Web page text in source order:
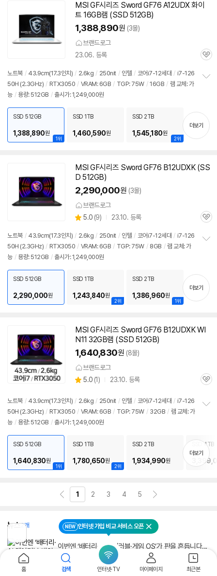
MSI GF시리즈 Sword GF76 A12UDX 화이
트 16GB램 (SSD 512GB)
1,388,890원 (3몰)
브랜드로그
23.06. 등록
관
노트북 / 43.9cm(17.3인치) / 2.6kg / 250nit / 인텔 / 코어i7-12세대 / i7-126
50H (2.3GHz) / RTX3050 / VRAM: 6GB / TGP: 75W / 16GB / 램 교체: 가
능 / 용량: 512GB / 출시가: 1,249,000원
기
1위
SSD 512GB
1,388,890원
SSD 1TB
1,460,590원
2위
SSD 2TB
1,545,180원
더보기
MSI GF시리즈 Sword GF76 B12UDXK (SS
D 512GB)
2,290,000원 (3몰)
브랜드로그
별
점
5.0 (상
리
뷰
9) 23.10. 등록
관
노트북 / 43.9cm(17.3인치) / 2.6kg / 250nit / 인텔 / 코어i7-12세대 / i7-126
50H (2.3GHz) / RTX3050 / VRAM: 6GB / TGP: 75W / 8GB / 램 교체: 가
능 / 용량: 512GB / 출시가: 1,249,000원
기
SSD 512GB
2,290,000원
2위
SSD 1TB
1,243,840원
1위
SSD 2TB
1,386,960원
더보기
MSI GF시리즈 Sword GF76 B12UDXK WI
N11 32GB램 (SSD 512GB)
1,640,830원 (8몰)
브랜드로그
별
5.0 (상
리
뷰
1) 23.10. 등록
관
노트북 / 43.9cm(17.3인치) / 2.6kg / 250nit / 인텔 / 코어i7-12세대 / i7-126
50H (2.3GHz) / RTX3050 / VRAM: 6GB / TGP: 75W / 32GB / 램 교체: 가
능 / 용량: 512GB / 출시가: 1,249,000원
치
기
1위
SSD 512GB
1,640,830원
2위
SSD 1TB
1,780,650원
SSD 2TB
1,934,990원
SSD 4TB
더보기
1 2 3 4 5
뉴스2개
이번엔 ‘배터리·AI·웨어러블·게임 OS’가 판을 흔듭니다...
한주간 최신 IT 루머
기획뉴스 2026.06.30.
전
페
이
지
NEW 인터넷 가입 비교 서비스 오픈 닫기
홈 검색 인터넷·TV 마이페이지 최근본